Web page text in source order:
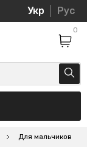
Укр Рус
0
Для мальчиков